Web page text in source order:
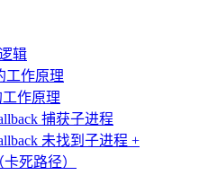
辑
工作原理
工作原理
捕获子进程
未找到子进程 +
死路径）